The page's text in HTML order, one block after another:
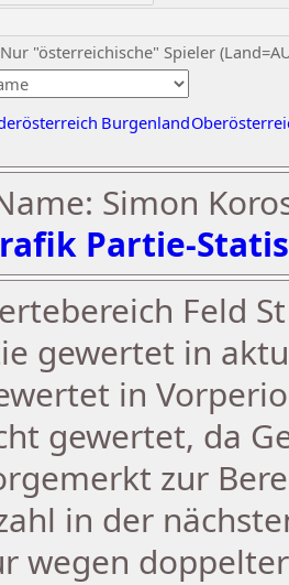
Nur "österreichische" Spieler
Burgenland
Simon
Partie-
Feld
gewertet in
in
gewertet, da
zur
in der
wegen